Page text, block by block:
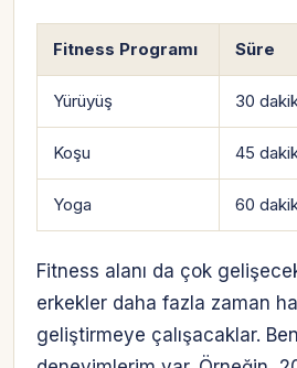
Hesabına giriş yap
Fitness Programı Süre
Yürüyüş 30
Koşu 45
Yoga 60
Fitness alanı da çok
erkekler daha fazla zaman
geliştirmeye çalışacaklar.